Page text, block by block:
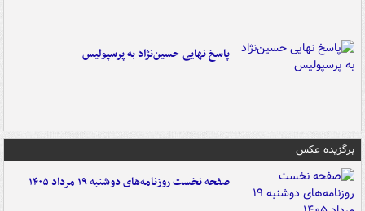
پاسخ نهایی حسین‌نژاد به پرسپولیس
برگزیده عکس
صفحه نخست روزنامه‌های دوشنبه ۱۹ مرداد ۱۴۰۵